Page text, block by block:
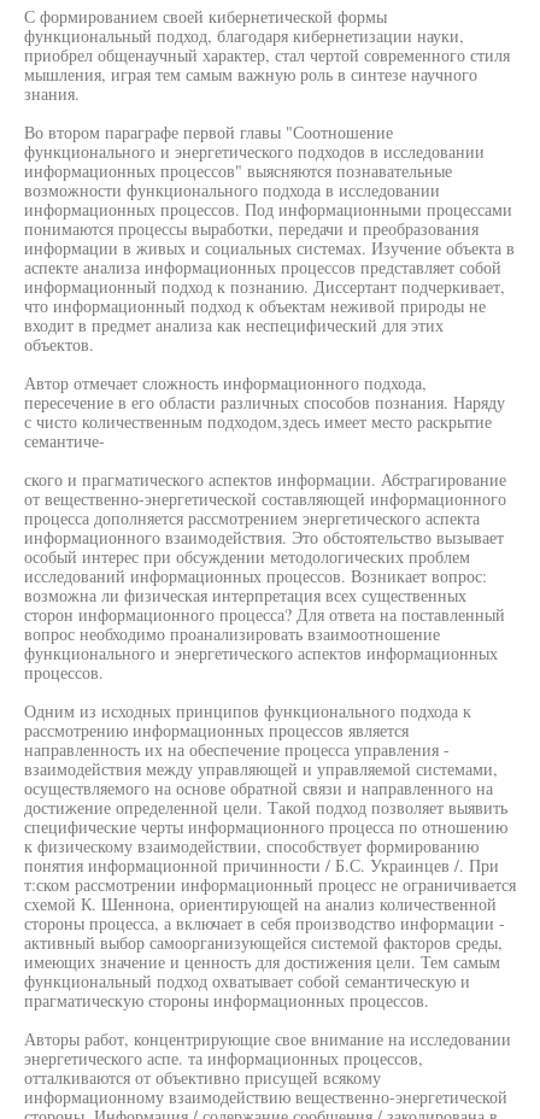
С формированием своей кибернетической формы
функциональный подход, благодаря кибернетизации науки,
приобрел общенаучный характер, стал чертой современного стиля
мышления, играя тем самым важную роль в синтезе научного
знания.
Во втором параграфе первой главы "Соотношение
функционального и энергетического подходов в исследовании
информационных процессов" выясняются познавательные
возможности функционального подхода в исследовании
информационных процессов. Под информационными процессами
понимаются процессы выработки, передачи и преобразования
информации в живых и социальных системах. Изучение объекта в
аспекте анализа информационных процессов представляет собой
информационный подход к познанию. Диссертант подчеркивает,
что информационный подход к объектам неживой природы не
входит в предмет анализа как неспецифический для этих
объектов.
Автор отмечает сложность информационного подхода,
пересечение в его области различных способов познания. Наряду
с чисто количественным подходом,здесь имеет место раскрытие
семантиче-
ского и прагматического аспектов информации. Абстрагирование
от вещественно-энергетической составляющей информационного
процесса дополняется рассмотрением энергетического аспекта
информационного взаимодействия. Это обстоятельство вызывает
особый интерес при обсуждении методологических проблем
исследований информационных процессов. Возникает вопрос:
возможна ли физическая интерпретация всех существенных
сторон информационного процесса? Для ответа на поставленный
вопрос необходимо проанализировать взаимоотношение
функционального и энергетического аспектов информационных
процессов.
Одним из исходных принципов функционального подхода к
рассмотрению информационных процессов является
направленность их на обеспечение процесса управления -
взаимодействия между управляющей и управляемой системами,
осуществляемого на основе обратной связи и направленного на
достижение определенной цели. Такой подход позволяет выявить
специфические черты информационного процесса по отношению
к физическому взаимодействии, способствует формированию
понятия информационной причинности / Б.С. Украинцев /. При
т:ском рассмотрении информационный процесс не ограничивается
схемой К. Шеннона, ориентирующей на анализ количественной
стороны процесса, а включает в себя производство информации -
активный выбор самоорганизующейся системой факторов среды,
имеющих значение и ценность для достижения цели. Тем самым
функциональный подход охватывает собой семантическую и
прагматическую стороны информационных процессов.
Авторы работ, концентрирующие свое внимание на исследовании
энергетического аспе. та информационных процессов,
отталкиваются от объективно присущей всякому
информационному взаимодействию вещественно-энергетической